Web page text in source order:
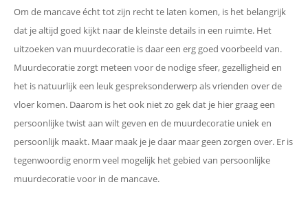
Om de mancave écht tot zijn recht te laten komen, is het belangrijk
dat je altijd goed kijkt naar de kleinste details in een ruimte. Het
uitzoeken van muurdecoratie is daar een erg goed voorbeeld van.
Muurdecoratie zorgt meteen voor de nodige sfeer, gezelligheid en
het is natuurlijk een leuk gespreksonderwerp als vrienden over de
vloer komen. Daarom is het ook niet zo gek dat je hier graag een
persoonlijke twist aan wilt geven en de muurdecoratie uniek en
persoonlijk maakt. Maar maak je je daar maar geen zorgen over. Er is
tegenwoordig enorm veel mogelijk het gebied van persoonlijke
muurdecoratie voor in de mancave.